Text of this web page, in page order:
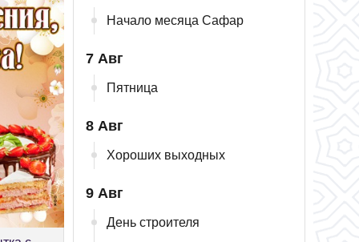
Начало месяца Сафар
7 Авг
Пятница
8 Авг
Хороших выходных
9 Авг
День строителя